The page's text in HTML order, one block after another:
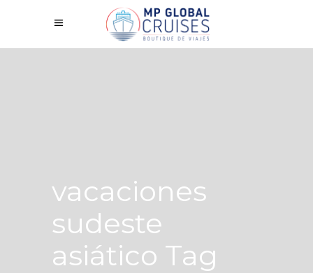
vacaciones
sudeste
asiático Tag